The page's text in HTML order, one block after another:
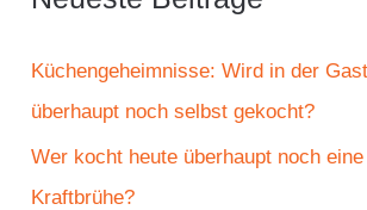
n
a
c
h
Küchengeheimnisse: Wird in der
überhaupt noch selbst gekocht?
Wer kocht heute überhaupt noch
Kraftbrühe?